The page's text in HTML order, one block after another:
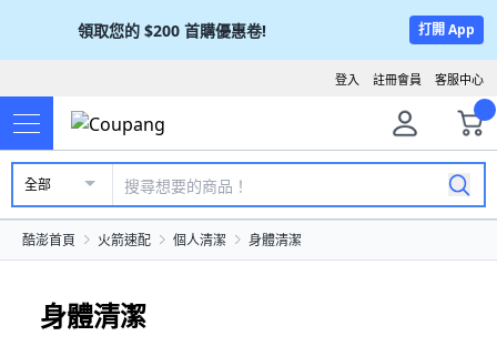
領取您的 $200 首購優惠卷! 打開 App
客服中心
註冊會員
登入
全部
酷澎首頁 火箭速配 個人清潔 身體清潔
身體清潔